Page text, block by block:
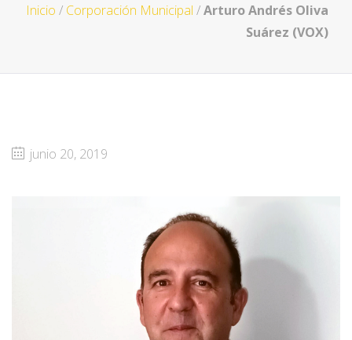
Inicio / Corporación Municipal /Arturo Andrés Oliva
Suárez (VOX)
junio 20, 2019